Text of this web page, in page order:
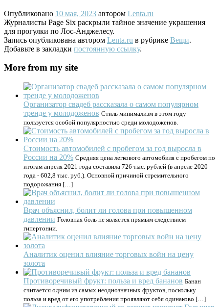
Опубликовано 10 мая, 2023 автором Lenta.ru
Журналисты Page Six раскрыли тайное значение украшения
для прогулки по Лос-Анджелесу.
Запись опубликована автором Lenta.ru в рубрике Вещи.
Добавьте в закладки постоянную ссылку.
More from my site
Организатор свадеб рассказала о самом популярном
тренде у молодоженов Стиль минимализм в этом году
пользуется особой популярностью среди молодоженов.
Стоимость автомобилей с пробегом за год выросла в
России на 20% Средняя цена легкового автомобиля с пробегом по
итогам апреля 2021 года составила 726 тыс. рублей (в апреле 2020
года - 602,8 тыс. руб.). Основной причиной стремительного
подорожания […]
Врач объяснил, болит ли голова при повышенном
давлении Головная боль не является прямым следствием
гипертонии.
Аналитик оценил влияние торговых войн на цену
золота
Противоречивый фрукт: польза и вред бананов Банан
считается одним из самых неоднозначных фруктов, поскольку
польза и вред от его употребления проявляют себя одинаково […]